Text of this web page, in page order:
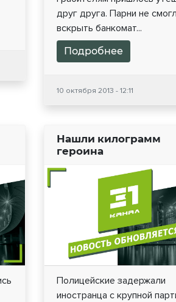
друг друга. Парни не
вскрыть банкомат...
Подробнее
10 октября 2013 - 12:11
Нашли килограмм
героина
Полицейские задержали
иностранца с крупной